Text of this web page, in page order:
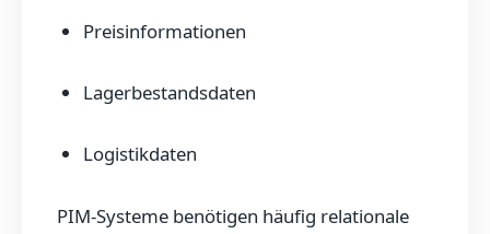
Preisinformationen
Lagerbestandsdaten
Logistikdaten
PIM-Systeme benötigen häufig relationale